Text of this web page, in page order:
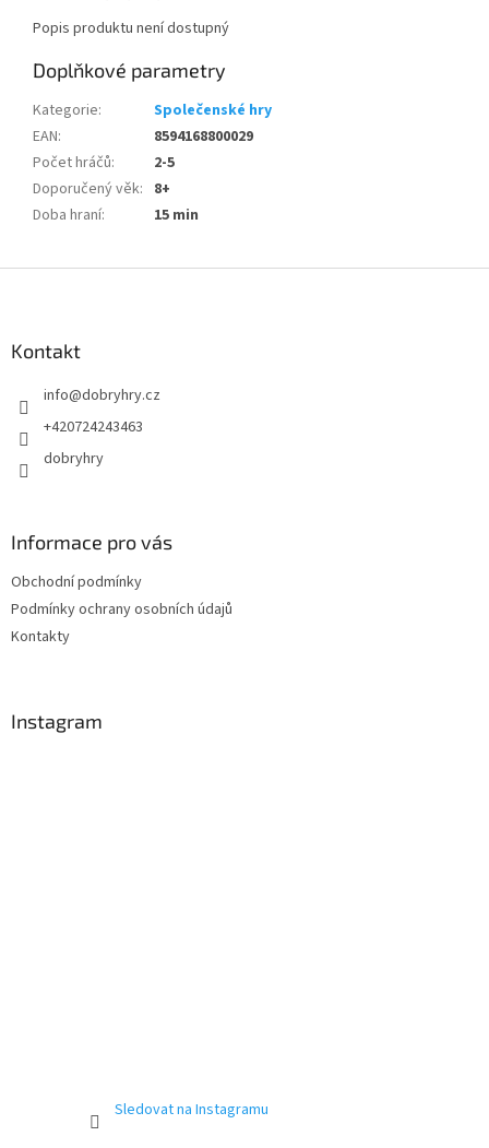
Popis produktu není dostupný
Doplňkové parametry
Kategorie:
Společenské hry
EAN:
8594168800029
Počet hráčů:
2-5
Doporučený věk: 8+
Doba hraní: 15 min
Kontakt
info@dobryhry.cz
+420724243463
dobryhry
Informace pro vás
Obchodní podmínky
Podmínky ochrany osobních údajů
Kontakty
Instagram
Sledovat na Instagramu